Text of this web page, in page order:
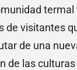
termal
de visitantes
de una
de las